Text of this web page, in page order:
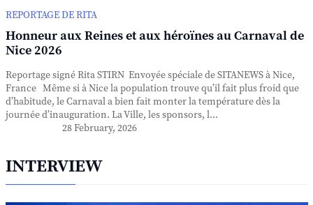
REPORTAGE DE RITA
Honneur aux Reines et aux héroïnes au Carnaval de
Nice 2026
Reportage signé Rita STIRN Envoyée spéciale de SITANEWS à Nice,
France Même si à Nice la population trouve qu’il fait plus froid que
d’habitude, le Carnaval a bien fait monter la température dès la
journée d’inauguration. La Ville, les sponsors, l...
28 February, 2026
INTERVIEW